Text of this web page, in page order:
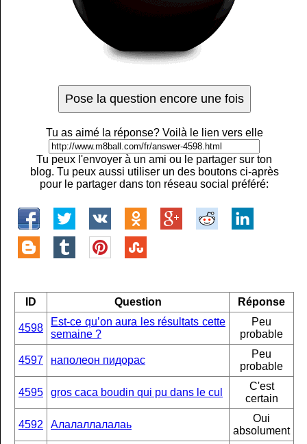
Tu as aimé la réponse? Voilà le lien vers elle
Tu peux l'envoyer à un ami ou le partager sur ton
blog. Tu peux aussi utiliser un des boutons ci-après
pour le partager dans ton réseau social préféré:
ID Question Réponse
4598
Est-ce qu’on aura les résultats cette
semaine ?
Peu
probable
4597 наполеон пидорас
Peu
probable
4595 gros caca boudin qui pu dans le cul
C'est
certain
4592 Алалаллалалаь
Oui
absolument